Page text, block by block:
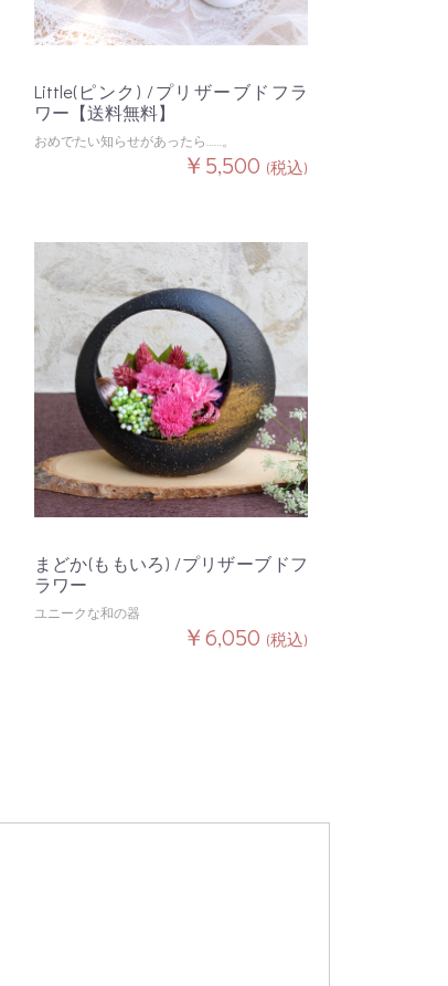
Little(ピンク) /プリザーブドフラ
ワー【送料無料】
おめでたい知らせがあったら……。
￥5,500 (税込)
まどか(ももいろ) /プリザーブドフ
ラワー
ユニークな和の器
￥6,050 (税込)